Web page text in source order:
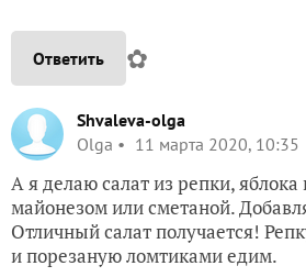
Ответить ✿
Shvaleva-olga
Olga
11 марта 2020, 10:35
А я делаю салат из репки,
майонезом или сметаной.
Отличный салат получается!
и порезаную ломтиками едим.